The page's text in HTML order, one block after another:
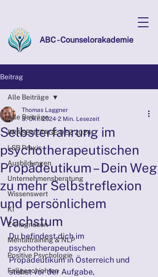
ABC - Counselorakademie
Beitrag
Alle Beiträge
PRÄSENZTAGE DEZ 2024
LSB Praxis
Ausbildungen
Unternehmensberatung
Wissenswert
KI
Z-Diagnosen
Mentaltraining & NLP
Positive Psychologie
Fallgeschichten
Alle Beiträge
Selbsterfahrung im
psychotherapeutischen
Propädeutikum – Dein Weg
zu mehr Selbstreflexion
und persönlichem
Wachstum
Thomas Laggner
3. Okt. 2024 2 Min. Lesezeit
Du befindest dich im
psychotherapeutischen
Propädeutikum in Österreich und
stehst vor der Aufgabe,